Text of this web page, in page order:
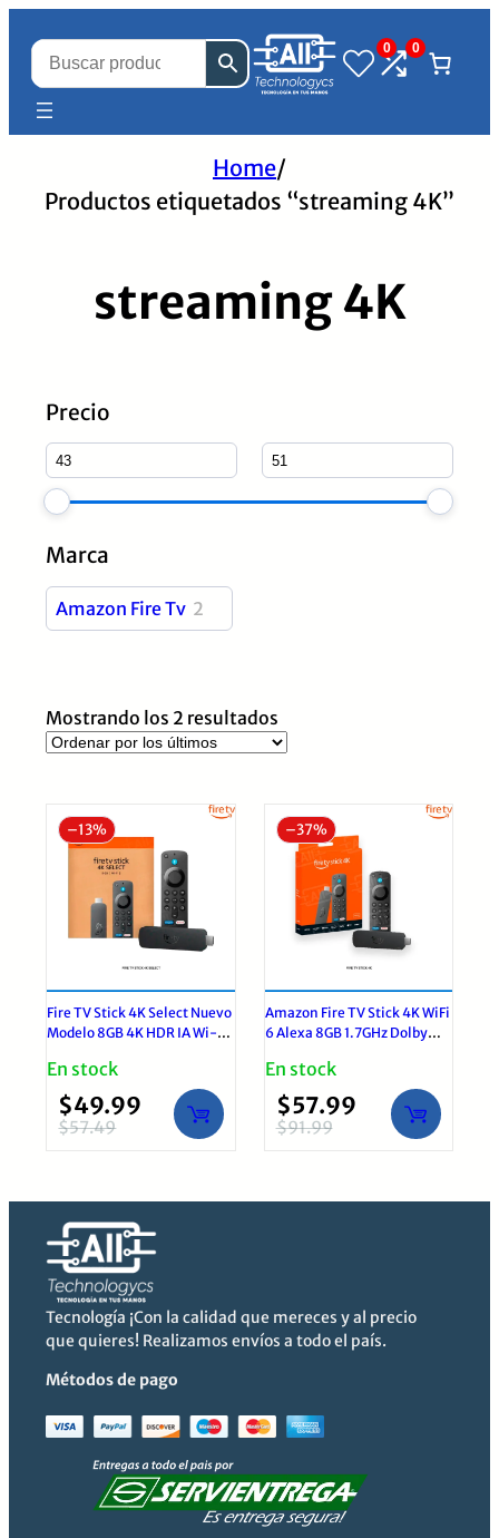
0 0
Home/
Productos etiquetados “streaming 4K”
streaming 4K
Precio
Marca
Amazon Fire Tv 2
Mostrando los 2 resultados
por
–13%
Fire TV Stick 4K Select Nuevo
Modelo 8GB 4K HDR IA Wi-Fi
En stock
$57.49
original
era:
$57.49.
$49.99
actual
es:
$49.99.
–37%
Amazon Fire TV Stick 4K WiFi
6 Alexa 8GB 1.7GHz Dolby
En stock
$91.99
original
$57.99
actual
Tecnología ¡Con la calidad que mereces y al precio
que quieres! Realizamos envíos a todo el país.
Métodos de pago